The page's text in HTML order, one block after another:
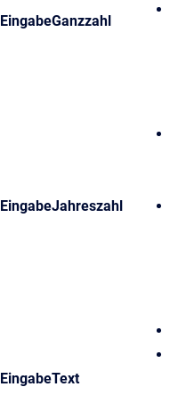
EingabeGanzzahl
EingabeJahreszahl
EingabeText